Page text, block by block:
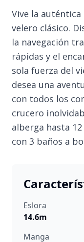
Vive la auténtica
velero clásico.
la navegación
rápidas y el
sola fuerza del
desea una
con todos los
crucero
alberga hasta
con 3 baños a
Eslora
14.6m
Manga